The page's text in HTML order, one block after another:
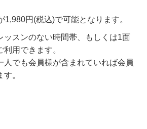
1,980円(税込)で可能となります。
ッスンのない時間帯、もしくは1面
用できます。
人でも会員様が含まれていれば会員
。